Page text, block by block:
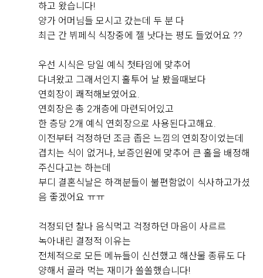
김민철, 김서윤 2026-08-04 4명 읽음
영등포 위더스 웨딩홀 뷔페를 시식하고 왔는데 전체적으
로 만족도가 높았습니다. 가장 인상 깊었던 건 해산물 코
너였는데, 대게와 새우, 홍합은 물론 참치와 연어 등 다양
한 회가 신선하게 준비되어 있었고 얼음 위에 깔끔하게
진열되어 있어 보기에도 좋았습니다. 회도 두툼하게 썰려
있어 식감이 좋았고 비린내 없이 신선해서 여러 번 가져
다 먹었습니다.
한식 코너도 다양하게 구성되어 있었는데 김치와 무침류,
적으로 간이 자극적이지 않아 부담 없이 즐길 수 있었습
니다. 음식이 비어 있는 경우도 거의 없었고 직원분들이
계속해서 채워주셔서 마지막까지 깔끔한 상태가 유지되
는 점도 좋았습니다.
더 보기
하고 왔습니다!
양가 어머님들 모시고 갔는데 두 분 다
최근 간 뷔페식 식장중에 젤 낫다는 평도 들었어요 ??
우선 시식은 당일 예식 첫타임에 맞추어
다녀왔고 그래서인지 홀투어 날 봤을때보다
연회장이 쾌적해보였어요.
연회장은 총 2개층에 마련되어있고
한 층당 2개 예식 연회장으로 사용된다고해요.
이전부터 걱정하던 조금 좁은 느낌의 연회장이었는데
겹치는 식이 없거나, 보증인원에 맞추어 큰 홀을 배정해
주신다고는 하는데
부디 결혼식날은 하객분들이 불편함없이 식사하고가셨
음 좋겠어요 ㅠㅠ
걱정되던 찰나 음식먹고 걱정하던 마음이 사르르
녹아내린 결정적 이유는
전체적으로 모든 메뉴들이 신선했고 해산물 종류도 다
양해서 골라 먹는 재미가 쏠쏠했습니다!